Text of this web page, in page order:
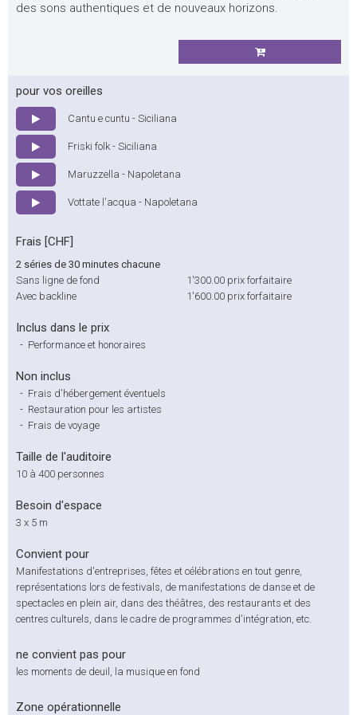
des sons authentiques et de nouveaux horizons.
pour vos oreilles
Cantu e cuntu - Siciliana
Friski folk - Siciliana
Maruzzella - Napoletana
Vottate l'acqua - Napoletana
Frais [CHF]
2 séries de 30 minutes chacune
Sans ligne de fond
1'300.00 prix forfaitaire
Avec backline
1'600.00 prix forfaitaire
Inclus dans le prix
- Performance et honoraires
Non inclus
- Frais d'hébergement éventuels
- Restauration pour les artistes
- Frais de voyage
Taille de l'auditoire
10 à 400 personnes
Besoin d'espace
3 x 5 m
Convient pour
Manifestations d'entreprises, fêtes et célébrations en tout genre,
représentations lors de festivals, de manifestations de danse et de
spectacles en plein air, dans des théâtres, des restaurants et des
centres culturels, dans le cadre de programmes d'intégration, etc.
ne convient pas pour
les moments de deuil, la musique en fond
Zone opérationnelle